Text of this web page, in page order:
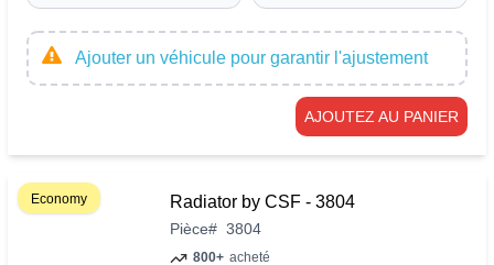
Ajouter un véhicule pour garantir l'ajustement
AJOUTEZ AU PANIER
Economy Radiator by CSF - 3804
Pièce# 3804
800+ acheté